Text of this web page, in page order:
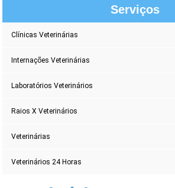
Serviços
Clínicas Veterinárias
Internações Veterinárias
Laboratórios Veterinários
Raios X Veterinários
Veterinárias
Veterinários 24 Horas